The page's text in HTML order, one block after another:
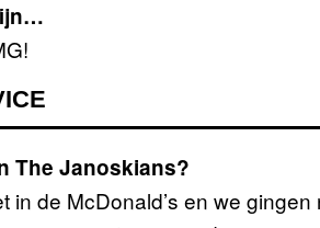
The Janoskians?
in de McDonald’s en we